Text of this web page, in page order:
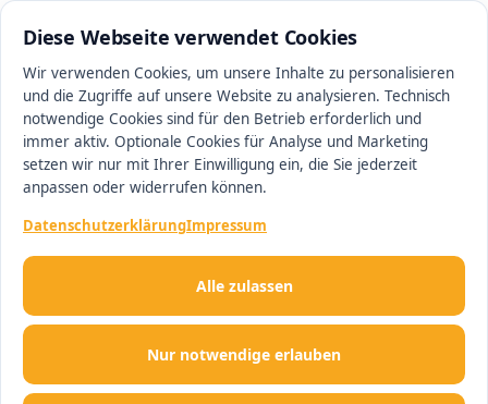
Diese Webseite verwendet Cookies
Wir verwenden Cookies, um unsere Inhalte zu personalisieren
und die Zugriffe auf unsere Website zu analysieren. Technisch
notwendige Cookies sind für den Betrieb erforderlich und
immer aktiv. Optionale Cookies für Analyse und Marketing
setzen wir nur mit Ihrer Einwilligung ein, die Sie jederzeit
anpassen oder widerrufen können.
DatenschutzerklärungImpressum
Nur notwendige erlauben
Alle zulassen